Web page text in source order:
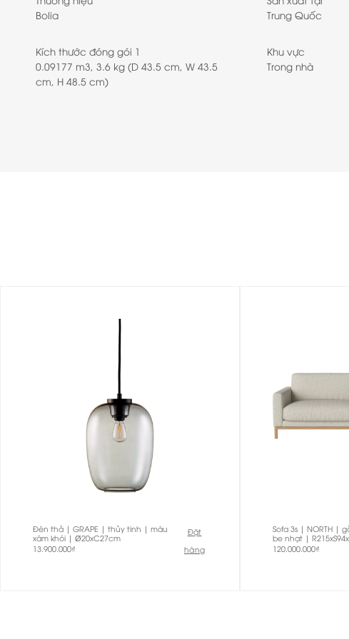
Bolia
Trung Quốc
Kích thước đóng gói 1
0.09177 m3, 3.6 kg (D 43.5 cm, W 43.5
cm, H 48.5 cm)
Khu vực
Trong nhà
Đèn thả | GRAPE | thủy tinh | màu
xám khói | Ø20xC27cm
13.900.000₫
Đặt
hàng
Sofa 3s | NORTH |
be nhạt |
120.000.000₫